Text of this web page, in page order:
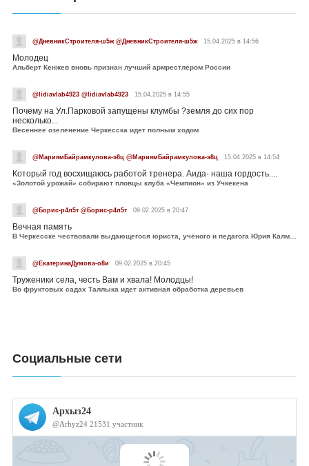
@ДневникСтроителя-ш5ж @ДневникСтроителя-ш5ж 15.04.2025 в 14:56
Молодец
Альберт Кенжев вновь признан лучший армрестлером России
@lidiavlab4923 @lidiavlab4923 15.04.2025 в 14:55
Почему на Ул.Парковой запущены клумбы ?земля до сих пор
несколько...
Весеннее озеленение Черкесска идет полным ходом
@МариямБайрамкулова-э8ц @МариямБайрамкулова-э8ц 15.04.2025 в 14:54
Который год восхищаюсь работой тренера. Аида- наша гордость....
«Золотой урожай» собирают пловцы клуба «Чемпион» из Учкекена
@Борис-р4л5т @Борис-р4л5т 09.02.2025 в 20:47
Вечная память
В Черкесске чествовали выдающегося юриста, учёного и педагога Юрия Калмыкова
@ЕкатеринаДумова-о8и 09.02.2025 в 20:45
Труженики села, честь Вам и хвала! Молодцы!
Во фруктовых садах Таллыка идет активная обработка деревьев
Социальные сети